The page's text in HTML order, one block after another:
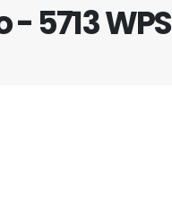
5713 WPS